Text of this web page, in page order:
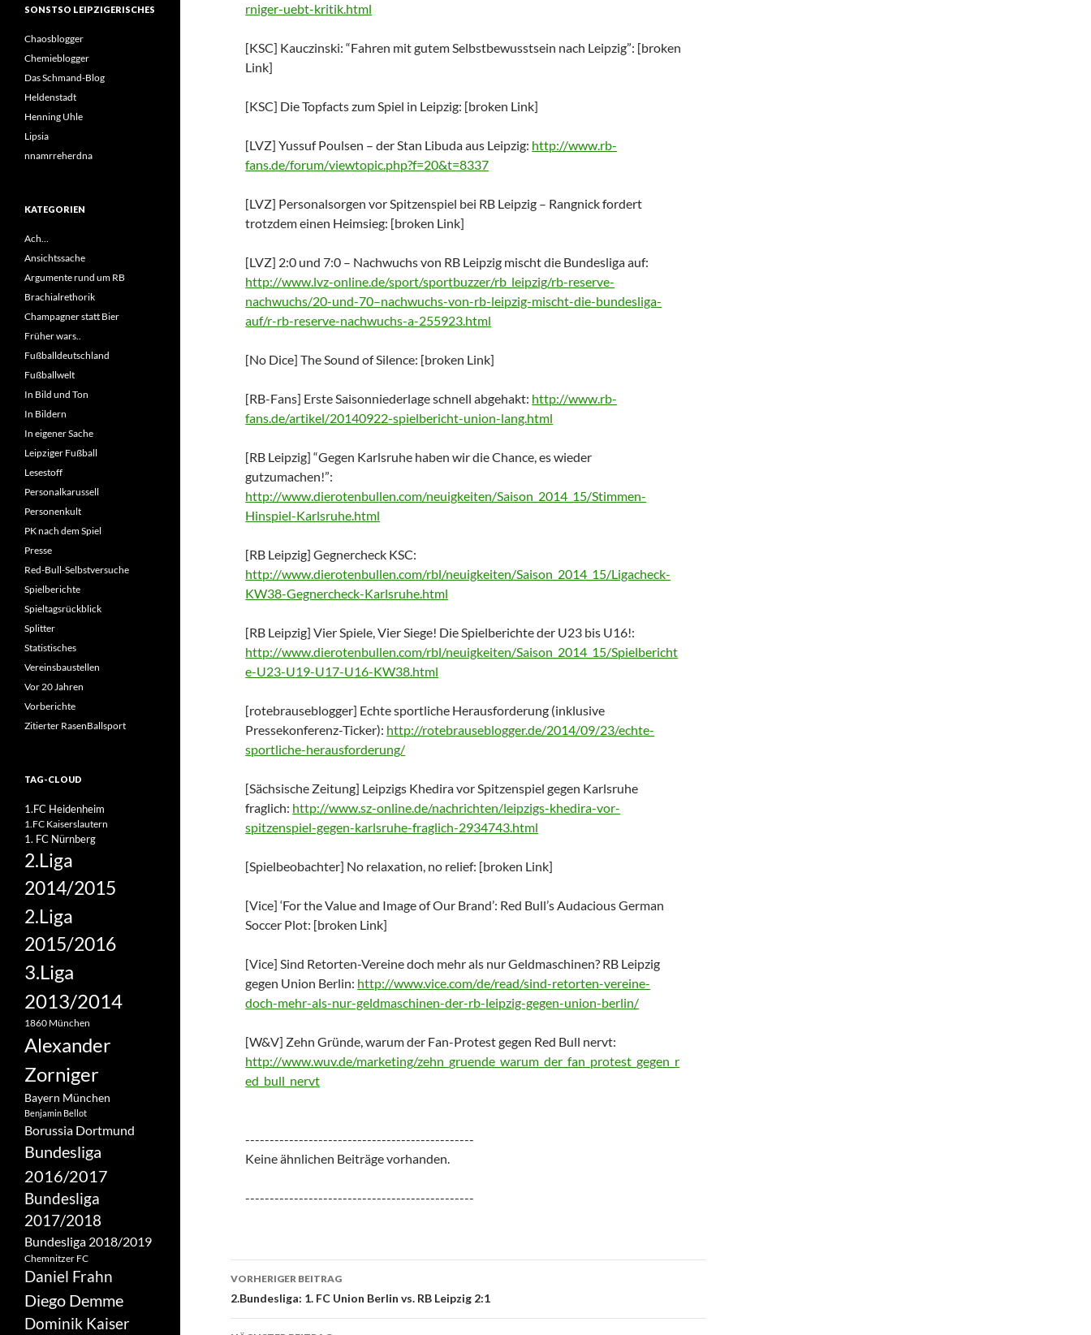
rniger-uebt-kritik.html
[KSC] Kauczinski: “Fahren mit gutem Selbstbewusstsein nach Leipzig”: [broken
Link]
[KSC] Die Topfacts zum Spiel in Leipzig: [broken Link]
[LVZ] Yussuf Poulsen – der Stan Libuda aus Leipzig: http://www.rb-
fans.de/forum/viewtopic.php?f=20&t=8337
[LVZ] Personalsorgen vor Spitzenspiel bei RB Leipzig – Rangnick fordert
trotzdem einen Heimsieg: [broken Link]
[LVZ] 2:0 und 7:0 – Nachwuchs von RB Leipzig mischt die Bundesliga auf:
http://www.lvz-online.de/sport/sportbuzzer/rb_leipzig/rb-reserve-
nachwuchs/20-und-70–nachwuchs-von-rb-leipzig-mischt-die-bundesliga-
auf/r-rb-reserve-nachwuchs-a-255923.html
[No Dice] The Sound of Silence: [broken Link]
[RB-Fans] Erste Saisonniederlage schnell abgehakt: http://www.rb-
fans.de/artikel/20140922-spielbericht-union-lang.html
[RB Leipzig] “Gegen Karlsruhe haben wir die Chance, es wieder
gutzumachen!”:
http://www.dierotenbullen.com/neuigkeiten/Saison_2014_15/Stimmen-
Hinspiel-Karlsruhe.html
[RB Leipzig] Gegnercheck KSC:
http://www.dierotenbullen.com/rbl/neuigkeiten/Saison_2014_15/Ligacheck-
KW38-Gegnercheck-Karlsruhe.html
[RB Leipzig] Vier Spiele, Vier Siege! Die Spielberichte der U23 bis U16!:
http://www.dierotenbullen.com/rbl/neuigkeiten/Saison_2014_15/Spielbericht
e-U23-U19-U17-U16-KW38.html
[rotebrauseblogger] Echte sportliche Herausforderung (inklusive
Pressekonferenz-Ticker): http://rotebrauseblogger.de/2014/09/23/echte-
sportliche-herausforderung/
[Sächsische Zeitung] Leipzigs Khedira vor Spitzenspiel gegen Karlsruhe
fraglich: http://www.sz-online.de/nachrichten/leipzigs-khedira-vor-
spitzenspiel-gegen-karlsruhe-fraglich-2934743.html
[Spielbeobachter] No relaxation, no relief: [broken Link]
[Vice] ‘For the Value and Image of Our Brand’: Red Bull’s Audacious German
Soccer Plot: [broken Link]
[Vice] Sind Retorten-Vereine doch mehr als nur Geldmaschinen? RB Leipzig
gegen Union Berlin: http://www.vice.com/de/read/sind-retorten-vereine-
doch-mehr-als-nur-geldmaschinen-der-rb-leipzig-gegen-union-berlin/
[W&V] Zehn Gründe, warum der Fan-Protest gegen Red Bull nervt:
http://www.wuv.de/marketing/zehn_gruende_warum_der_fan_protest_gegen_r
ed_bull_nervt
-----------------------------------------------
Keine ähnlichen Beiträge vorhanden.
-----------------------------------------------
Beitrags-
Navigation
VORHERIGER BEITRAG
2.Bundesliga: 1. FC Union Berlin vs. RB Leipzig 2:1
SONSTSO LEIPZIGERISCHES
Chaosblogger
Chemieblogger
Das Schmand-Blog
Heldenstadt
Henning Uhle
Lipsia
nnamrreherdna
KATEGORIEN
Ach…
Ansichtssache
Argumente rund um RB
Brachialrethorik
Champagner statt Bier
Früher wars..
Fußballdeutschland
Fußballwelt
In Bild und Ton
In Bildern
In eigener Sache
Leipziger Fußball
Lesestoff
Personalkarussell
Personenkult
PK nach dem Spiel
Presse
Red-Bull-Selbstversuche
Spielberichte
Spieltagsrückblick
Splitter
Statistisches
Vereinsbaustellen
Vor 20 Jahren
Vorberichte
Zitierter RasenBallsport
TAG-CLOUD
1.FC Heidenheim
1.FC Kaiserslautern
1. FC Nürnberg
2.Liga
2014/2015
2.Liga
2015/2016
3.Liga
2013/2014
1860 München
Alexander
Zorniger
Bayern München
Benjamin Bellot
Borussia Dortmund
Bundesliga
2016/2017
Bundesliga
2017/2018
Bundesliga 2018/2019
Chemnitzer FC
Daniel Frahn
Diego Demme
Dominik Kaiser